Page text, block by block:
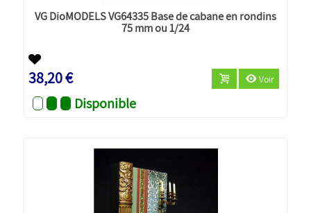
VG DioMODELS VG64335 Base de cabane en rondins
75 mm ou 1/24
38,20 € Voir
Disponible